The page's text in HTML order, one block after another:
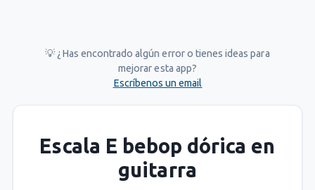
💡 ¿Has encontrado algún error o tienes ideas para
mejorar esta app?
Escríbenos un email
Escala E bebop dórica en
guitarra